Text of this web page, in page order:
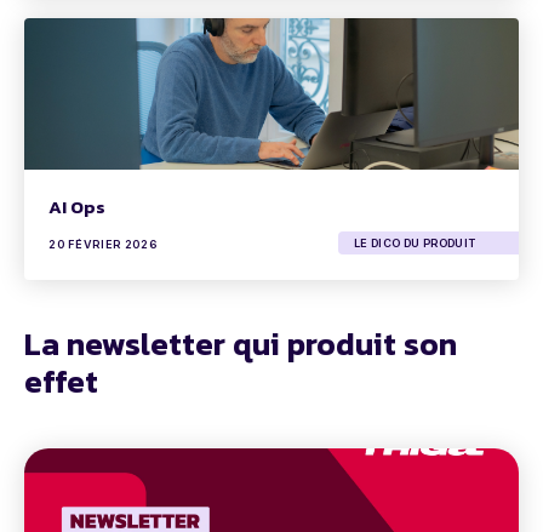
AI Ops
20 FÉVRIER 2026 LE DICO DU PRODUIT
La newsletter qui produit son
effet